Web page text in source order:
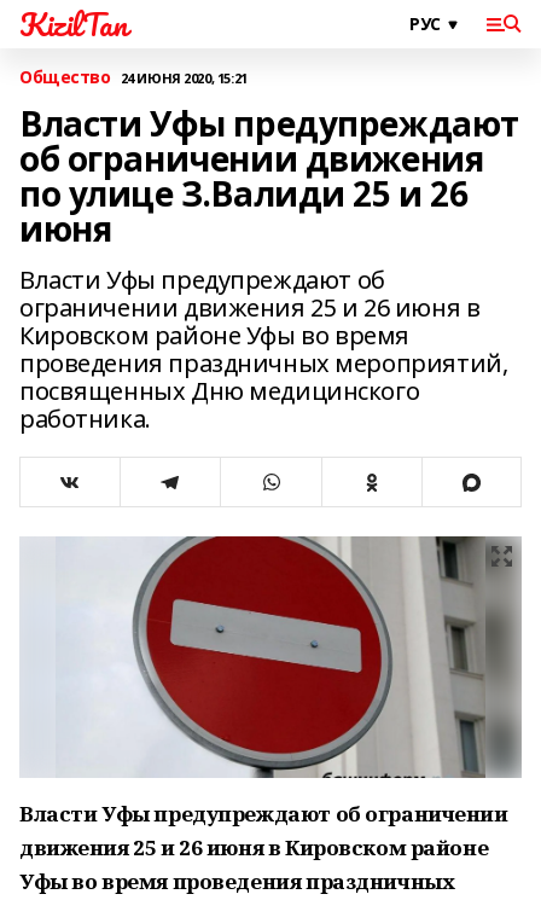
KizilTan
Общество 24 ИЮНЯ 2020, 15:21
Власти Уфы предупреждают
об ограничении движения
по улице З.Валиди 25 и 26
июня
Власти Уфы предупреждают об
ограничении движения 25 и 26 июня в
Кировском районе Уфы во время
проведения праздничных мероприятий,
посвященных Дню медицинского
работника.
Власти Уфы предупреждают об ограничении
движения 25 и 26 июня в Кировском районе
Уфы во время проведения праздничных